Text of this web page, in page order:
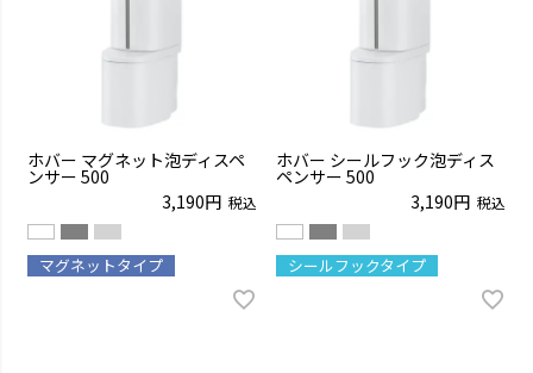
ホバー マグネット泡ディスペ
ンサー 500
3,190
税込
マグネットタイプ
ホバー シールフック泡ディス
ペンサー 500
3,190
税込
シールフックタイプ